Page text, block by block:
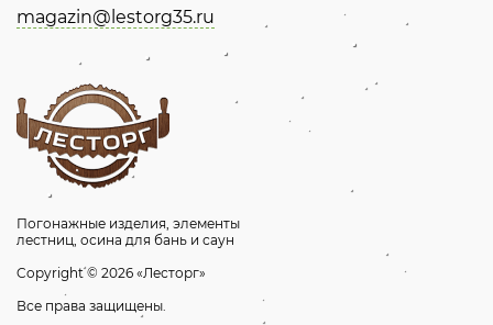
Погонажные изделия, элементы
лестниц, осина для бань и саун
Copyright © 2026 «Лесторг»
Все права защищены.
magazin@lestorg35.ru